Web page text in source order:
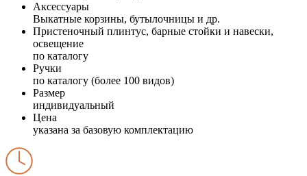
Аксессуары
Выкатные корзины, бутылочницы и др.
Пристеночный плинтус, барные стойки и навески,
освещение
по каталогу
Ручки
по каталогу (более 100 видов)
Размер
индивидуальный
Цена
указана за базовую комплектацию